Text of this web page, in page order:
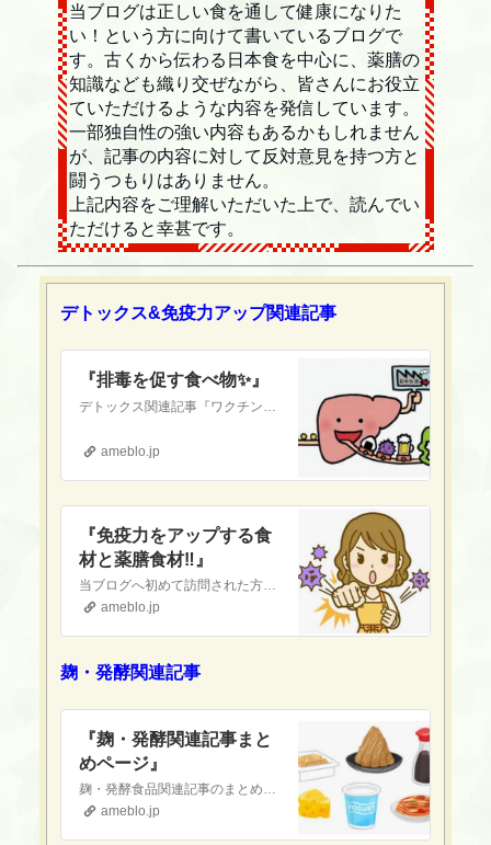
当ブログは正しい食を通して健康になりた
い！という方に向けて書いているブログで
す。古くから伝わる日本食を中心に、薬膳の
知識なども織り交ぜながら、皆さんにお役立
ていただけるような内容を発信しています。
一部独自性の強い内容もあるかもしれません
が、記事の内容に対して反対意見を持つ方と
闘うつもりはありません。
上記内容をご理解いただいた上で、読んでい
ただけると幸甚です。
デトックス&免疫力アップ関連記事
『排毒を促す食べ物✨』
デトックス関連記事『ワクチンを打ってしまった人へ 〜デトックス〜』これまで、新型コロナワクチンを含むあらゆるワクチンに関するリスクについてお話ししてきました。…
ameblo.jp
『免疫力をアップする食
材と薬膳食材‼️』
当ブログへ初めて訪問された方へ当ブログは『現代医療やワクチンに対して疑念を抱いている』という方や『食の安全(農薬・添加物etc.)に不安を感じている』という方…
ameblo.jp
麹・発酵関連記事
『麹・発酵関連記事まと
めページ』
麹・発酵食品関連記事のまとめページですお役立ていただけたら幸いです発酵白菜『おすすめ！発酵白菜❣️』当ブログへ初めて訪問された方へ当ブログは『現代医療やワクチ…
ameblo.jp